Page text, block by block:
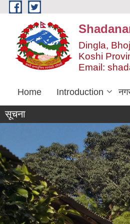
Skip to main content
Dingla,
Koshi
Email:
Home Introduction
सूचना